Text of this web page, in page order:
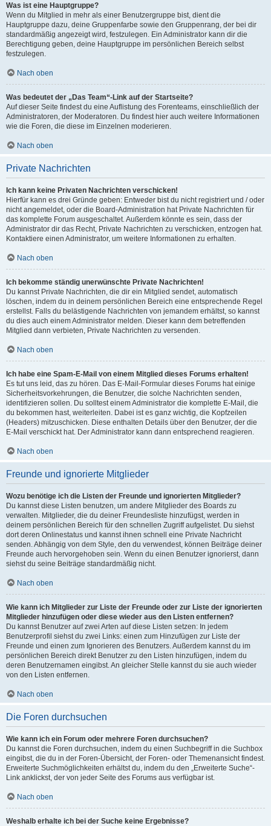
Was ist eine Hauptgruppe?
Wenn du Mitglied in mehr als einer Benutzergruppe bist, dient die
Hauptgruppe dazu, deine Gruppenfarbe sowie den Gruppenrang, der bei dir
standardmäßig angezeigt wird, festzulegen. Ein Administrator kann dir die
Berechtigung geben, deine Hauptgruppe im persönlichen Bereich selbst
festzulegen.
Nach oben
Was bedeutet der „Das Team“-Link auf der Startseite?
Auf dieser Seite findest du eine Auflistung des Forenteams, einschließlich der
Administratoren, der Moderatoren. Du findest hier auch weitere Informationen
wie die Foren, die diese im Einzelnen moderieren.
Nach oben
Private Nachrichten
Ich kann keine Privaten Nachrichten verschicken!
Hierfür kann es drei Gründe geben: Entweder bist du nicht registriert und / oder
nicht angemeldet, oder die Board-Administration hat Private Nachrichten für
das komplette Forum ausgeschaltet. Außerdem könnte es sein, dass der
Administrator dir das Recht, Private Nachrichten zu verschicken, entzogen hat.
Kontaktiere einen Administrator, um weitere Informationen zu erhalten.
Nach oben
Ich bekomme ständig unerwünschte Private Nachrichten!
Du kannst Private Nachrichten, die dir ein Mitglied sendet, automatisch
löschen, indem du in deinem persönlichen Bereich eine entsprechende Regel
erstellst. Falls du belästigende Nachrichten von jemandem erhältst, so kannst
du dies auch einem Administrator melden. Dieser kann dem betreffenden
Mitglied dann verbieten, Private Nachrichten zu versenden.
Nach oben
Ich habe eine Spam-E-Mail von einem Mitglied dieses Forums erhalten!
Es tut uns leid, das zu hören. Das E-Mail-Formular dieses Forums hat einige
Sicherheitsvorkehrungen, die Benutzer, die solche Nachrichten senden,
identifizieren sollen. Du solltest einem Administrator die komplette E-Mail, die
du bekommen hast, weiterleiten. Dabei ist es ganz wichtig, die Kopfzeilen
(Headers) mitzuschicken. Diese enthalten Details über den Benutzer, der die
E-Mail verschickt hat. Der Administrator kann dann entsprechend reagieren.
Nach oben
Freunde und ignorierte Mitglieder
Wozu benötige ich die Listen der Freunde und ignorierten Mitglieder?
Du kannst diese Listen benutzen, um andere Mitglieder des Boards zu
verwalten. Mitglieder, die du deiner Freundesliste hinzufügst, werden in
deinem persönlichen Bereich für den schnellen Zugriff aufgelistet. Du siehst
dort deren Onlinestatus und kannst ihnen schnell eine Private Nachricht
senden. Abhängig von dem Style, den du verwendest, können Beiträge deiner
Freunde auch hervorgehoben sein. Wenn du einen Benutzer ignorierst, dann
siehst du seine Beiträge standardmäßig nicht.
Nach oben
Wie kann ich Mitglieder zur Liste der Freunde oder zur Liste der ignorierten
Mitglieder hinzufügen oder diese wieder aus den Listen entfernen?
Du kannst Benutzer auf zwei Arten auf diese Listen setzen: In jedem
Benutzerprofil siehst du zwei Links: einen zum Hinzufügen zur Liste der
Freunde und einen zum Ignorieren des Benutzers. Außerdem kannst du im
persönlichen Bereich direkt Benutzer zu den Listen hinzufügen, indem du
deren Benutzernamen eingibst. An gleicher Stelle kannst du sie auch wieder
von den Listen entfernen.
Nach oben
Die Foren durchsuchen
Wie kann ich ein Forum oder mehrere Foren durchsuchen?
Du kannst die Foren durchsuchen, indem du einen Suchbegriff in die Suchbox
eingibst, die du in der Foren-Übersicht, der Foren- oder Themenansicht findest.
Erweiterte Suchmöglichkeiten erhältst du, indem du den „Erweiterte Suche“-
Link anklickst, der von jeder Seite des Forums aus verfügbar ist.
Nach oben
Weshalb erhalte ich bei der Suche keine Ergebnisse?